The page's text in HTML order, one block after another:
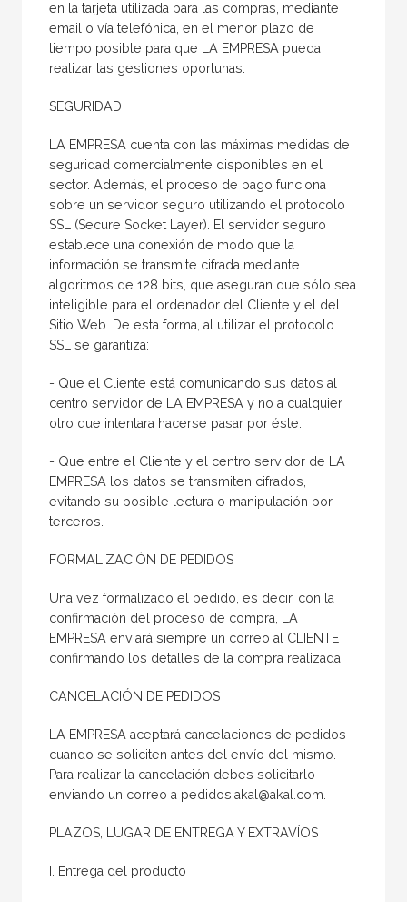
en la tarjeta utilizada para las compras, mediante
email o vía telefónica, en el menor plazo de
tiempo posible para que LA EMPRESA pueda
realizar las gestiones oportunas.
SEGURIDAD
LA EMPRESA cuenta con las máximas medidas de
seguridad comercialmente disponibles en el
sector. Además, el proceso de pago funciona
sobre un servidor seguro utilizando el protocolo
SSL (Secure Socket Layer). El servidor seguro
establece una conexión de modo que la
información se transmite cifrada mediante
algoritmos de 128 bits, que aseguran que sólo sea
inteligible para el ordenador del Cliente y el del
Sitio Web. De esta forma, al utilizar el protocolo
SSL se garantiza:
- Que el Cliente está comunicando sus datos al
centro servidor de LA EMPRESA y no a cualquier
otro que intentara hacerse pasar por éste.
- Que entre el Cliente y el centro servidor de LA
EMPRESA los datos se transmiten cifrados,
evitando su posible lectura o manipulación por
terceros.
FORMALIZACIÓN DE PEDIDOS
Una vez formalizado el pedido, es decir, con la
confirmación del proceso de compra, LA
EMPRESA enviará siempre un correo al CLIENTE
confirmando los detalles de la compra realizada.
CANCELACIÓN DE PEDIDOS
LA EMPRESA aceptará cancelaciones de pedidos
cuando se soliciten antes del envío del mismo.
Para realizar la cancelación debes solicitarlo
enviando un correo a pedidos.akal@akal.com.
PLAZOS, LUGAR DE ENTREGA Y EXTRAVÍOS
I. Entrega del producto